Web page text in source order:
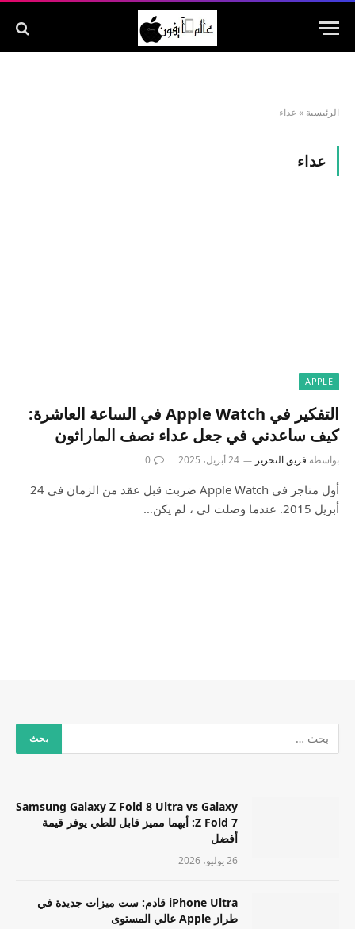
الرئيسية » عداء
عداء
APPLE
التفكير في Apple Watch في الساعة العاشرة:
كيف ساعدني في جعل عداء نصف الماراثون
بواسطة فريق التحرير 24 أبريل، 2025 0
أول متاجر في Apple Watch ضربت قبل عقد من الزمان في 24
أبريل 2015. عندما وصلت لي ، لم يكن…
Samsung Galaxy Z Fold 8 Ultra vs Galaxy
Z Fold 7: أيهما مميز قابل للطي يوفر قيمة
أفضل
26 يوليو، 2026
iPhone Ultra قادم: ست ميزات جديدة في
طراز Apple عالي المستوى